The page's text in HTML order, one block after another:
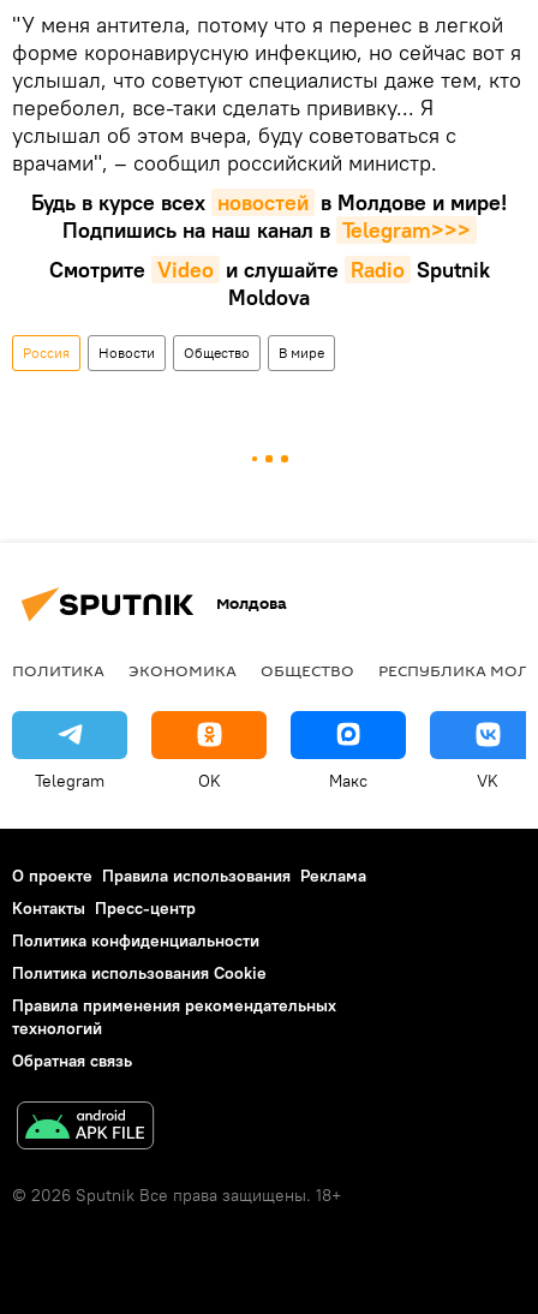
"У меня антитела, потому что я перенес в легкой
форме коронавирусную инфекцию, но сейчас вот я
услышал, что советуют специалисты даже тем, кто
переболел, все-таки сделать прививку... Я
услышал об этом вчера, буду советоваться с
врачами", – сообщил российский министр.
Будь в курсе всех новостей в Молдове и мире!
Подпишись на наш канал в Telegram>>>
Смотрите Video и слушайте Radio Sputnik
Moldova
Россия Новости Общество В мире
Молдова
ПОЛИТИКА ЭКОНОМИКА ОБЩЕСТВО РЕСПУБЛИКА
Telegram OK Макс VK
О проекте Правила использования Реклама
Контакты Пресс-центр
Политика конфиденциальности
Политика использования Cookie
Правила применения рекомендательных
технологий
Обратная связь
© 2026 Sputnik Все права защищены. 18+